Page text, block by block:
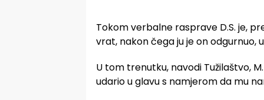
Tokom verbalne rasprave D.S. je,
vrat, nakon čega ju je on odgurnuo,
U tom trenutku, navodi Tužilaštvo,
udario u glavu s namjerom da mu